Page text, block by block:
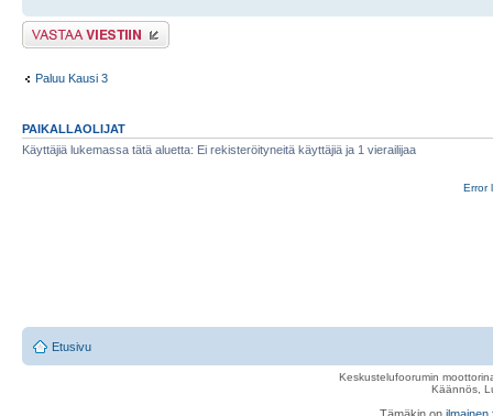
Lähetä vastaus
Paluu Kausi 3
PAIKALLAOLIJAT
Käyttäjiä lukemassa tätä aluetta: Ei rekisteröityneitä käyttäjiä ja 1 vierailijaa
Error
Etusivu
Keskustelufoorumin
Käännös,
Tämäkin on ilmainen